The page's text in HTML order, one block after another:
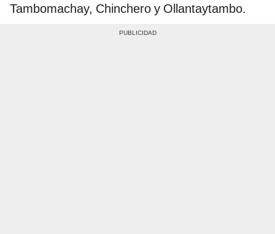
Tambomachay, Chinchero y Ollantaytambo.